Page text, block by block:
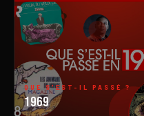
QUE S'EST-IL PASSÉ ?
1969